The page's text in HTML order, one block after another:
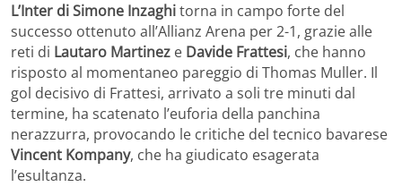
L’Inter di Simone Inzaghitorna in campo forte del
successo ottenuto all’Allianz Arena per 2-1, grazie alle
reti di Lautaro Martinez e Davide Frattesi, che hanno
risposto al momentaneo pareggio di Thomas Muller. Il
gol decisivo di Frattesi, arrivato a soli tre minuti dal
termine, ha scatenato l’euforia della panchina
nerazzurra, provocando le critiche del tecnico bavarese
Vincent Kompany, che ha giudicato esagerata
l’esultanza.